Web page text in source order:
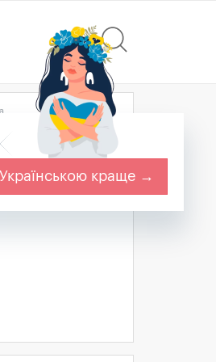
Українською краще →